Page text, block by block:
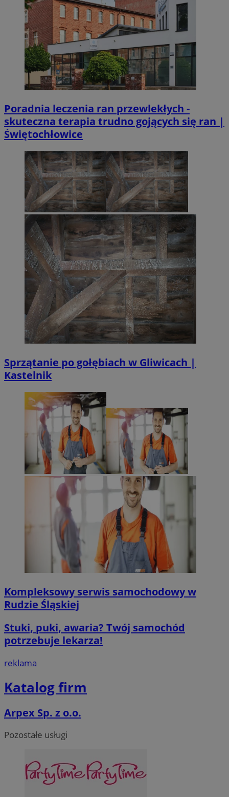
Poradnia leczenia ran przewlekłych -
skuteczna terapia trudno gojących się ran |
Świętochłowice
Sprzątanie po gołębiach w Gliwicach |
Kastelnik
Kompleksowy serwis samochodowy w
Rudzie Śląskiej
Stuki, puki, awaria? Twój samochód
potrzebuje lekarza!
reklama
Katalog firm
Arpex Sp. z o.o.
Pozostałe usługi